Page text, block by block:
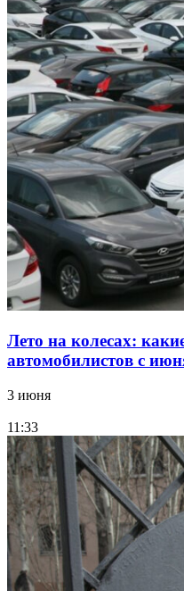
Лето на колесах:
автомобилистов с
3 июня
11:33